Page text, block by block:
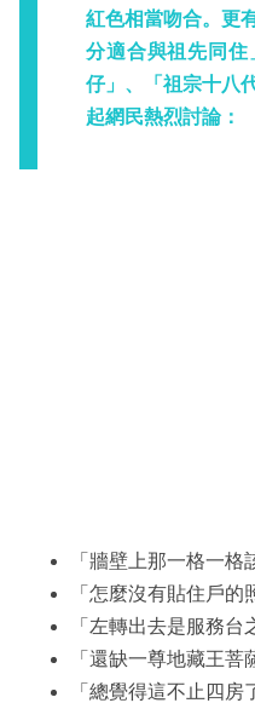
紅色相當吻合。更
分適合與祖先同
仔」、「祖宗十八
起網民熱烈討論：
「牆壁上那一格一格
「怎麼沒有貼住戶的
「左轉出去是服務台
「還缺一尊地藏王菩
「總覺得這不止四房